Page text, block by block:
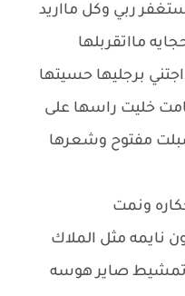
ربي وكل مااريد
مااتقربلها
برجليها حسيتها
خليت راسها على
مفتوح وشعرها
ونمت
نايمه مثل الملاك
صاير هوسه